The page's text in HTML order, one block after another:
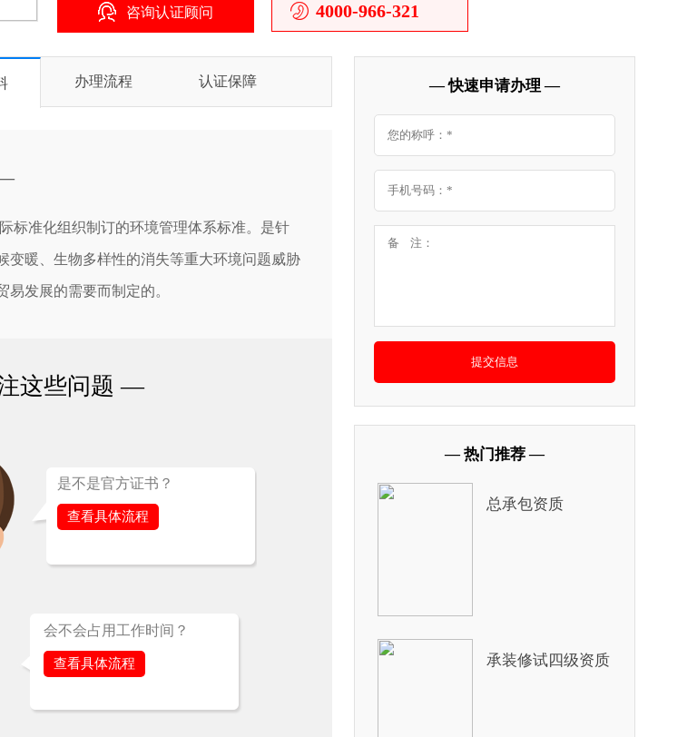
咨询认证顾问 4000-966-321
办理流程 认证保障
标准化组织制订的环境管理体系标准。是针
变暖、生物多样性的消失等重大环境问题威胁
发展的需要而制定的。
这些问题 —
是不是官方证书？
查看具体流程
会不会占用工作时间？
查看具体流程
— 快速申请办理 —
— 热门推荐 —
总承包资质
承装修试四级资质